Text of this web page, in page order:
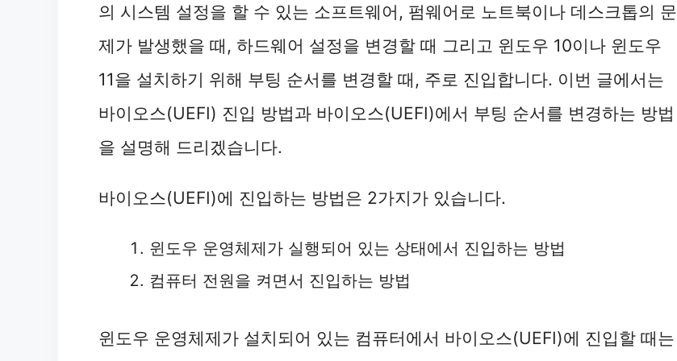
의 시스템 설정을 할 수 있는 소프트웨어, 펌웨어로 노트북이나 데스크톱의 문
제가 발생했을 때, 하드웨어 설정을 변경할 때 그리고 윈도우 10이나 윈도우
11을 설치하기 위해 부팅 순서를 변경할 때, 주로 진입합니다. 이번 글에서는
바이오스(UEFI) 진입 방법과 바이오스(UEFI)에서 부팅 순서를 변경하는 방법
을 설명해 드리겠습니다.
바이오스(UEFI)에 진입하는 방법은 2가지가 있습니다.
윈도우 운영체제가 실행되어 있는 상태에서 진입하는 방법
컴퓨터 전원을 켜면서 진입하는 방법
윈도우 운영체제가 설치되어 있는 컴퓨터에서 바이오스(UEFI)에 진입할 때는